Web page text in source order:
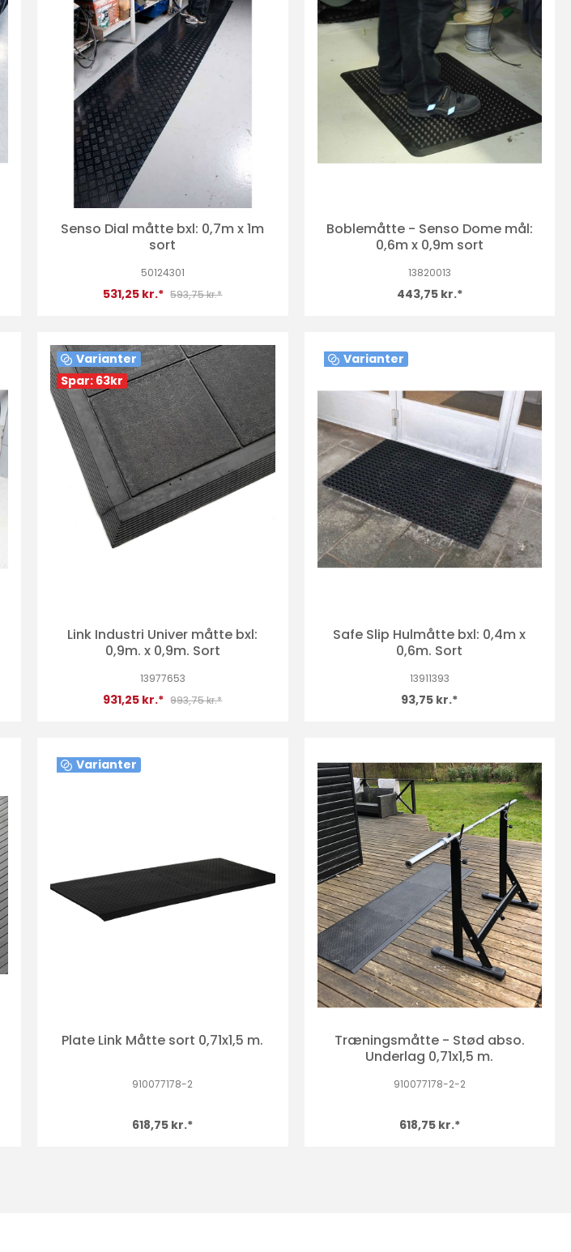
Senso Dial måtte bxl: 0,7m x 1m
sort
50124301
531,25 kr.* 593,75 kr.*
Boblemåtte - Senso Dome mål:
0,6m x 0,9m sort
13820013
443,75 kr.*
Varianter
Spar: 63kr
Link Industri Univer måtte bxl:
0,9m. x 0,9m. Sort
13977653
931,25 kr.* 993,75 kr.*
Varianter
Safe Slip Hulmåtte bxl: 0,4m x
0,6m. Sort
13911393
93,75 kr.*
Varianter
Plate Link Måtte sort 0,71x1,5 m.
910077178-2
618,75 kr.*
Træningsmåtte - Stød abso.
Underlag 0,71x1,5 m.
910077178-2-2
618,75 kr.*